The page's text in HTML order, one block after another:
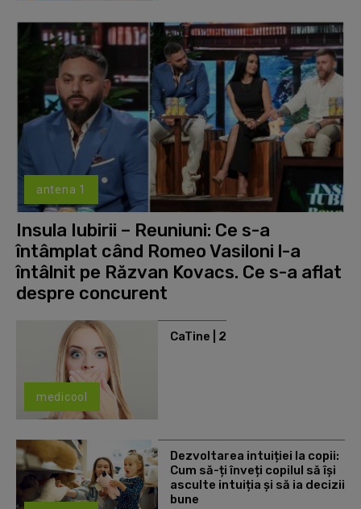
antena 1
Insula Iubirii – Reuniuni: Ce s-a
întâmplat când Romeo Vasiloni l-a
întâlnit pe Răzvan Kovacs. Ce s-a aflat
despre concurent
medicool
CaTine | 2
Dezvoltarea intuiției la copii:
Cum să-ți înveți copilul să își
asculte intuiția și să ia decizii
bune